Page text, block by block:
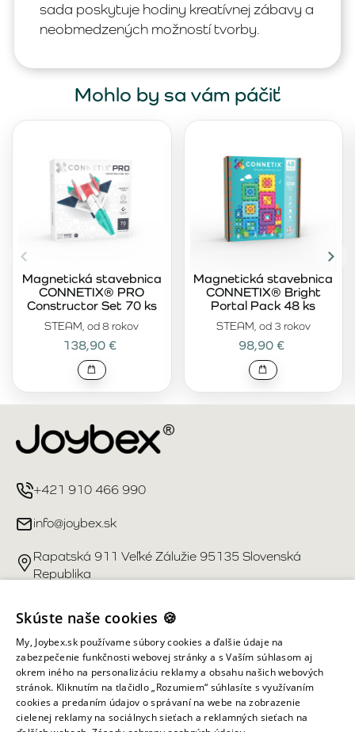
sada poskytuje hodiny kreatívnej zábavy a
neobmedzených možností tvorby.
Mohlo by sa vám páčiť
STEAM, od 8 rokov
Magnetická stavebnica
CONNETIX® PRO
Constructor Set 70 ks
138,90 €
STEAM, od 3 rokov
Magnetická stavebnica
CONNETIX® Bright
Portal Pack 48 ks
98,90 €
+421 910 466 990
info@joybex.sk
Rapatská 911 Veľké Zálužie 95135 Slovenská
Republika
Užitočné odkazy
Účet
Informácie obchodu
Skúste naše cookies 🍪
My, Joybex.sk používame súbory cookies a ďalšie údaje na
zabezpečenie funkčnosti webovej stránky a s Vaším súhlasom aj
okrem iného na personalizáciu reklamy a obsahu našich webových
stránok. Kliknutím na tlačidlo „Rozumiem“ súhlasíte s využívaním
cookies a predaním údajov o správaní na webe na zobrazenie
cielenej reklamy na sociálnych sieťach a reklamných sieťach na